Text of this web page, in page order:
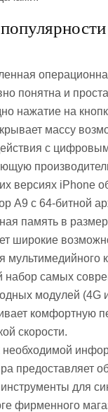
понятна и
нажатие на
массу
с
версиях iPhone
A9 с 64-битной
память в
широкие
мультимедийного
набор самых
модулей (4G
комфортную
скорости.
необходимой
предоставляет
для
фирменного